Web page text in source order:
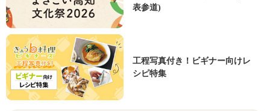
表参道)
工程写真付き！ビギナー向けレ
シピ特集